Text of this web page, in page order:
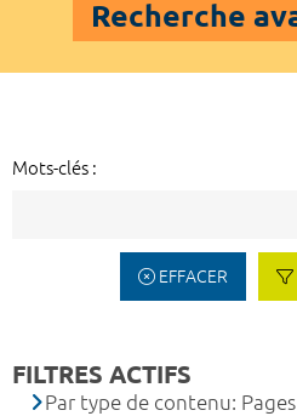
Recherche
Mots-clés :
EFFACER
FILTRES ACTIFS
Par type de contenu: Pages